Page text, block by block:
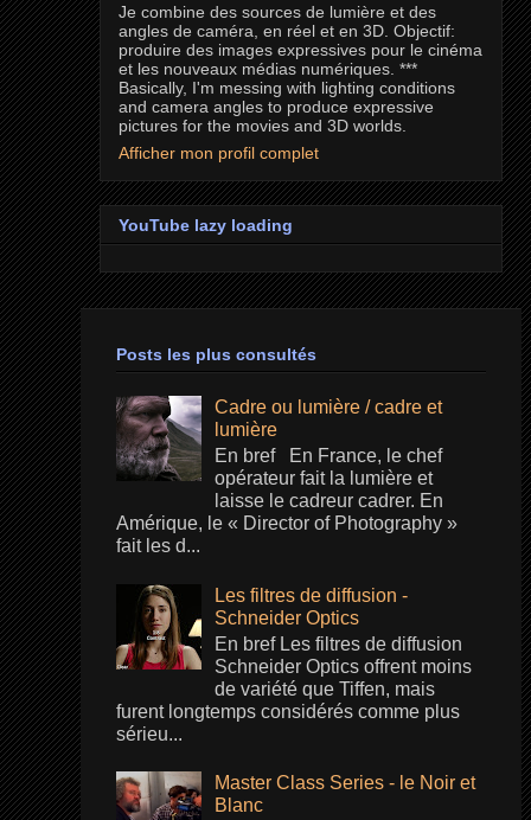
Je combine des sources de lumière et des
angles de caméra, en réel et en 3D. Objectif:
produire des images expressives pour le cinéma
et les nouveaux médias numériques. ***
Basically, I'm messing with lighting conditions
and camera angles to produce expressive
pictures for the movies and 3D worlds.
Afficher mon profil complet
YouTube lazy loading
Posts les plus consultés
Cadre ou lumière / cadre et
lumière
En bref En France, le chef
opérateur fait la lumière et
laisse le cadreur cadrer. En
Amérique, le « Director of Photography »
fait les d...
Les filtres de diffusion -
Schneider Optics
En bref Les filtres de diffusion
Schneider Optics offrent moins
de variété que Tiffen, mais
furent longtemps considérés comme plus
sérieu...
Master Class Series - le Noir et
Blanc